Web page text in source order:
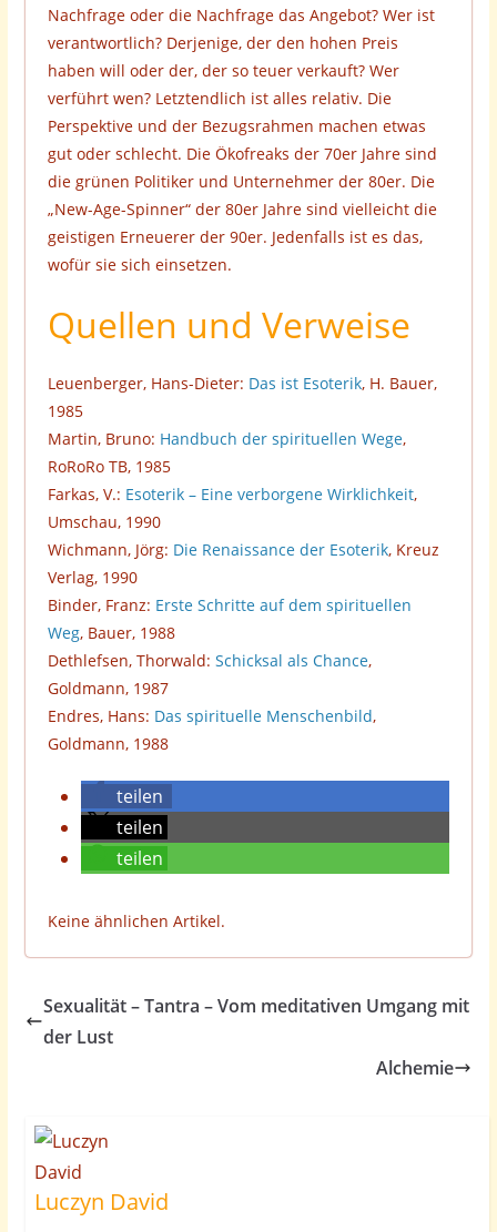
Nachfrage oder die Nachfrage das Angebot? Wer ist
verantwortlich? Derjenige, der den hohen Preis
haben will oder der, der so teuer verkauft? Wer
verführt wen? Letztendlich ist alles relativ. Die
Perspektive und der Bezugsrahmen machen etwas
gut oder schlecht. Die Ökofreaks der 70er Jahre sind
die grünen Politiker und Unternehmer der 80er. Die
„New-Age-Spinner“ der 80er Jahre sind vielleicht die
geistigen Erneuerer der 90er. Jedenfalls ist es das,
wofür sie sich einsetzen.
Quellen und Verweise
Leuenberger, Hans-Dieter: Das ist Esoterik, H. Bauer,
1985
Martin, Bruno: Handbuch der spirituellen Wege,
RoRoRo TB, 1985
Farkas, V.: Esoterik – Eine verborgene Wirklichkeit,
Umschau, 1990
Wichmann, Jörg: Die Renaissance der Esoterik, Kreuz
Verlag, 1990
Binder, Franz: Erste Schritte auf dem spirituellen
Weg, Bauer, 1988
Dethlefsen, Thorwald: Schicksal als Chance,
Goldmann, 1987
Endres, Hans: Das spirituelle Menschenbild,
Goldmann, 1988
teilen
teilen
teilen
Keine ähnlichen Artikel.
Sexualität – Tantra – Vom meditativen Umgang mit
der Lust
Alchemie
Luczyn David